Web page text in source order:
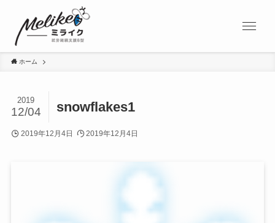
ホーム
snowflakes1
2019
12/04
2019年12月4日 2019年12月4日